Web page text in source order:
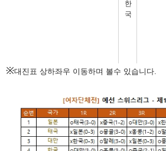
※대진표 상하좌우 이동하며 볼수 있습니다.